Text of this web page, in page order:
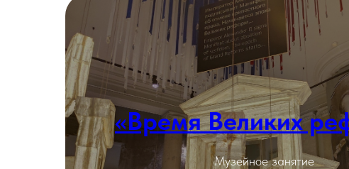
«Время Великих
Музейное занятие
Подробнее